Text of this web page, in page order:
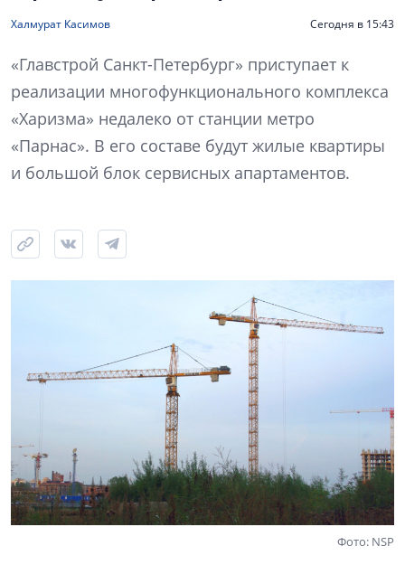
Халмурат Касимов Сегодня в 15:43
«Главстрой Санкт-Петербург» приступает к
реализации многофункционального комплекса
«Харизма» недалеко от станции метро
«Парнас». В его составе будут жилые квартиры
и большой блок сервисных апартаментов.
Фото: NSP